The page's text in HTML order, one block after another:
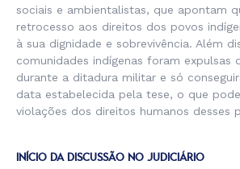
sociais e ambientalistas, que apontam
retrocesso aos direitos dos povos
à sua dignidade e sobrevivência. Além
comunidades indígenas foram expulsas
durante a ditadura militar e só
data estabelecida pela tese, o que
violações dos direitos humanos desses
INÍCIO DA DISCUSSÃO NO JUDICIÁRIO